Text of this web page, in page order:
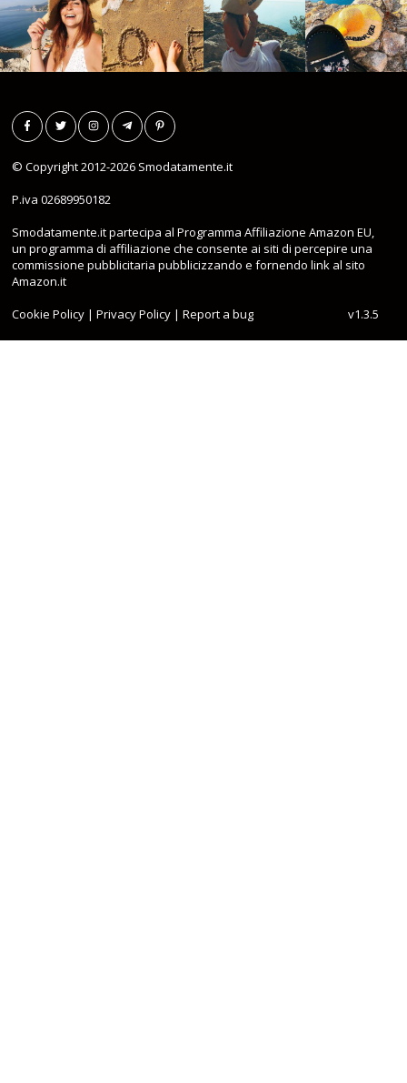
© Copyright 2012-2026 Smodatamente.it
P.iva 02689950182
Smodatamente.it partecipa al Programma Affiliazione Amazon EU,
un programma di affiliazione che consente ai siti di percepire una
commissione pubblicitaria pubblicizzando e fornendo link al sito
Amazon.it
Cookie Policy |Privacy Policy |Report a bug v1.3.5